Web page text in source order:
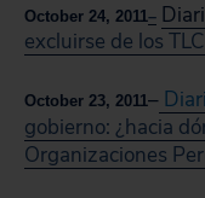
October 24, 2011–
excluirse de los
October 23, 2011–
gobierno: ¿hacia
Organizaciones